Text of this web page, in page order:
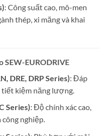
: Công suất cao, mô-men
thép, xi măng và khai
SEW-EURODRIVE
DRE, DRP Series): Đáp
tiết kiệm năng lượng.
Series): Độ chính xác cao,
nghiệp.